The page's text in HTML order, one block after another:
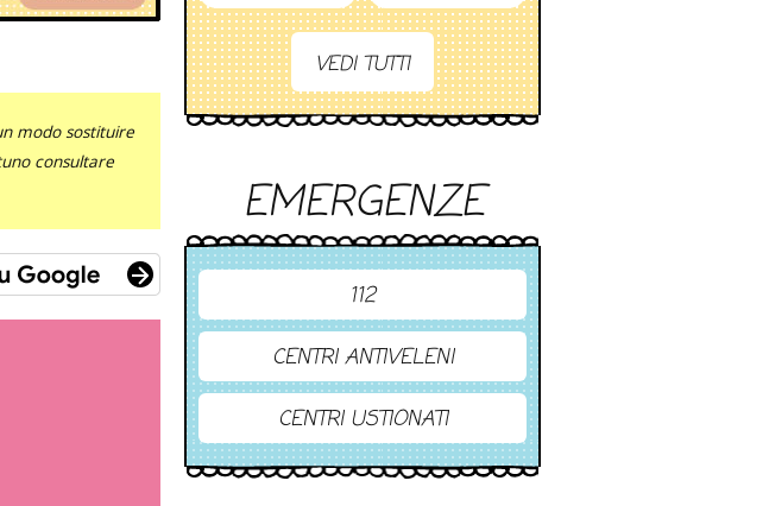
modo sostituire
consultare
VEDI TUTTI
EMERGENZE
112
CENTRI ANTIVELENI
CENTRI USTIONATI